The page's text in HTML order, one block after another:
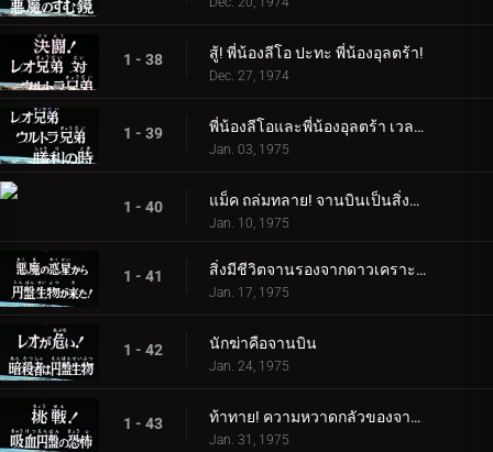
1 - 38 สู้! พี่น้องลีโอ ปะทะ พี่น้องอุลตร้า!
Dec. 27, 1974
1 - 39 พี่น้องลีโอและพี่น้องอุลตร้า เวลาแห่งชัยชนะ
Jan. 03, 1975
1 - 40 แม็ค ถล่มทลาย! จานบินเป็นสิ่งมีชีวิต
Jan. 10, 1975
1 - 41 สิ่งมีชีวิตจานรองจากดาวเคราะห์ชั่วร้ายอยู่ที่นี่แล้ว!
Jan. 17, 1975
1 - 42 นักฆ่าคือจานบิน
Jan. 24, 1975
1 - 43 ท้าทาย! ความหวาดกลัวของจานดูดเลือด
Jan. 31, 1975